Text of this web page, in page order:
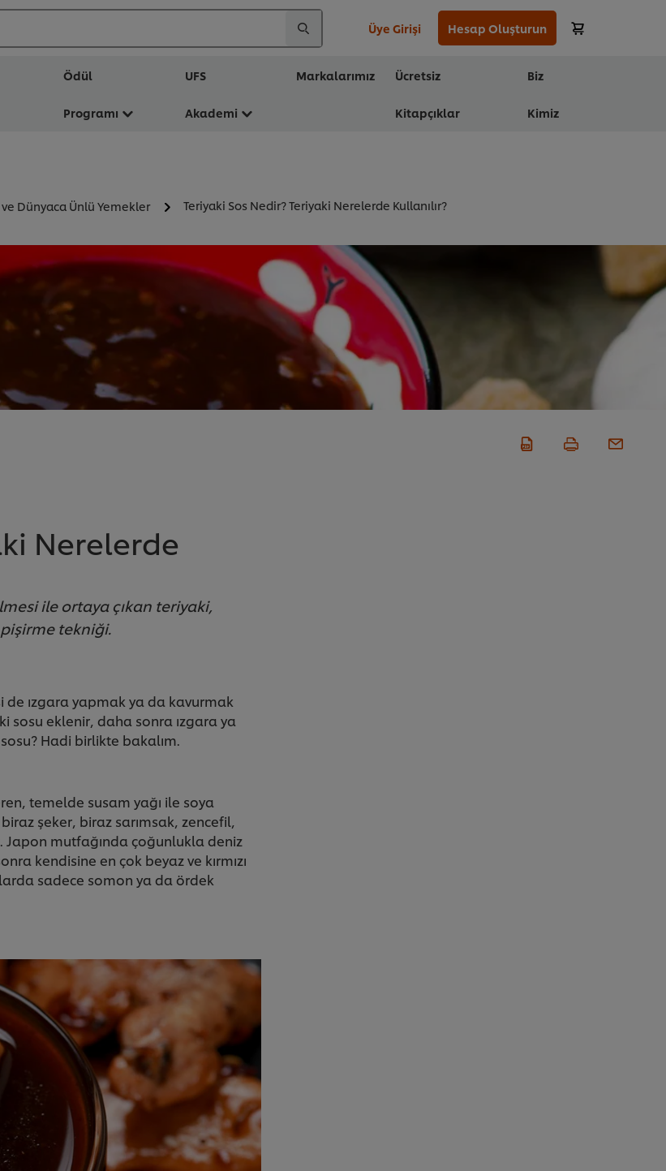
Üye Girişi Hesap Oluşturun
Ödül
Programı
UFS
Akademi
Markalarımız Ücretsiz
Kitapçıklar
Biz
Kimiz
Dünyaca Ünlü Yemekler Teriyaki Sos Nedir? Teriyaki Nerelerde Kullanılır?
Nerelerde
ile ortaya çıkan teriyaki,
pişirme tekniği.
ızgara yapmak ya da kavurmak
sosu eklenir, daha sonra ızgara ya
Hadi birlikte bakalım.
temelde susam yağı ile soya
şeker, biraz sarımsak, zencefil,
Japon mutfağında çoğunlukla deniz
kendisine en çok beyaz ve kırmızı
sadece somon ya da ördek